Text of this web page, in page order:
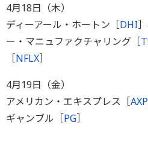
4月18日（木）
ディーアール・ホートン［DHI
ー・マニュファクチャリング［
［NFLX］
4月19日（金）
アメリカン・エキスプレス［AXP
ギャンブル［PG］